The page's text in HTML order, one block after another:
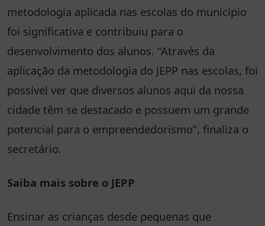
metodologia aplicada nas escolas do município
foi significativa e contribuiu para o
desenvolvimento dos alunos. “Através da
aplicação da metodologia do JEPP nas escolas, foi
possível ver que diversos alunos aqui da nossa
cidade têm se destacado e possuem um grande
potencial para o empreendedorismo”, finaliza o
secretário.
Saiba mais sobre o JEPP
Ensinar as crianças desde pequenas que